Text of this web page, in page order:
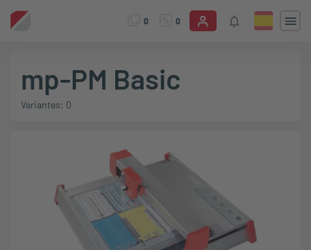
0 0
mp-PM Basic
Variantes: 0